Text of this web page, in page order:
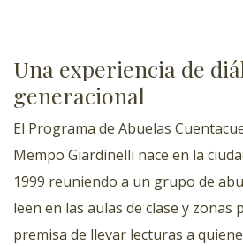
Una experiencia de
generacional
El Programa de Abuelas
Mempo Giardinelli nace en la
1999 reuniendo a un grupo de
leen en las aulas de clase y zonas
premisa de llevar lecturas a